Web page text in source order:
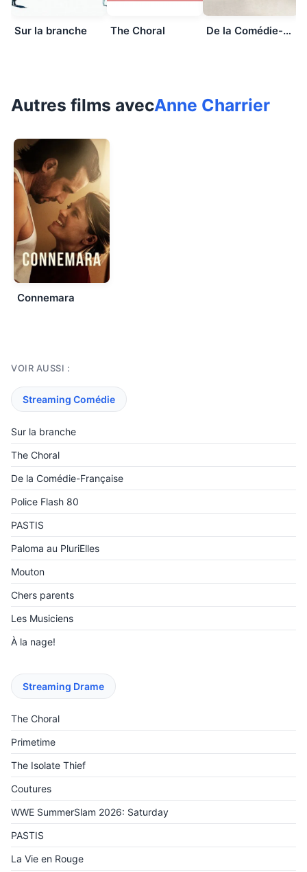
Sur la branche The Choral De la Comédie-Française
Autres films avecAnne Charrier
Connemara
VOIR AUSSI :
Streaming Comédie
Sur la branche
The Choral
De la Comédie-Française
Police Flash 80
PASTIS
Paloma au PluriElles
Mouton
Chers parents
Les Musiciens
À la nage!
Streaming Drame
The Choral
Primetime
The Isolate Thief
Coutures
WWE SummerSlam 2026: Saturday
PASTIS
La Vie en Rouge